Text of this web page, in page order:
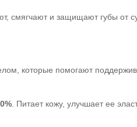
смягчают и защищают губы от
которые помогают
. Питает кожу, улучшает ее